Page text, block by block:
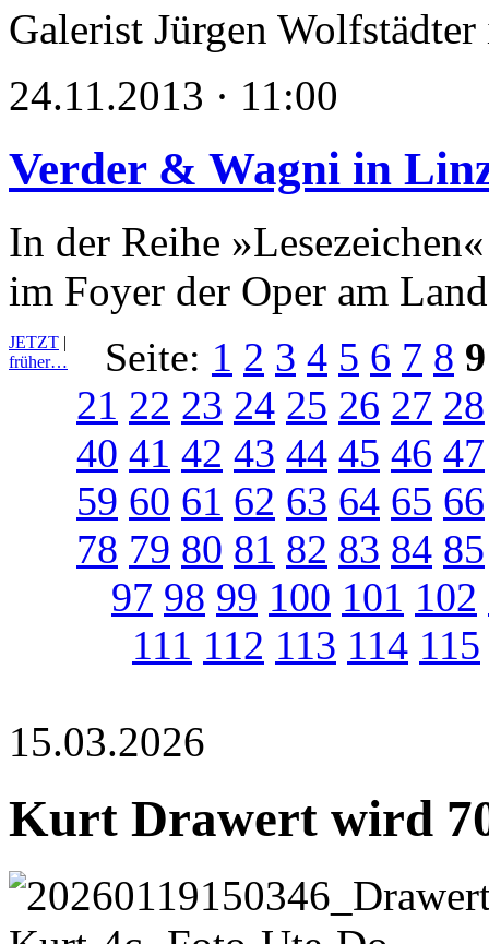
Galerist Jürgen
24.11.2013 · 11:00
Verder & Wagni in
In der Reihe »Lesezeichen«
im Foyer der Oper am
JETZT |
früher…
Seite: 1 2 3 4 5 6 7 8 9
21 22 23 24 25 26 27 28
40 41 42 43 44 45 46 47
59 60 61 62 63 64 65 66
78 79 80 81 82 83 84 85
97 98 99 100 101 102
111 112 113 114 115
15.03.2026
Kurt Drawert wird